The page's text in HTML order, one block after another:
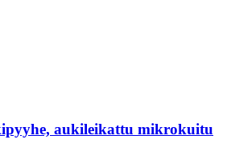
aukileikattu mikrokuitu